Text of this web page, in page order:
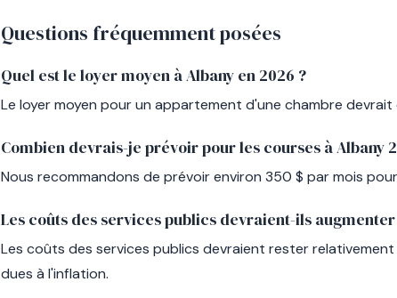
Questions fréquemment posées
Quel est le loyer moyen à Albany en 2026 ?
Le loyer moyen pour un appartement d'une chambre
Combien devrais-je prévoir pour les courses à Albany
Nous recommandons de prévoir environ 350 $ par mois
Les coûts des services publics devraient-ils
Les coûts des services publics devraient rester
dues à l'inflation.